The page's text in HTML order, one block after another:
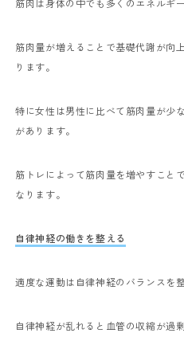
筋肉は身体の中でも多くのエネルギ
筋肉量が増えることで基礎代謝が向
ります。
特に女性は男性に比べて筋肉量が少
があります。
筋トレによって筋肉量を増やすこと
なります。
自律神経の働きを整える
適度な運動は自律神経のバランスを
自律神経が乱れると血管の収縮が過